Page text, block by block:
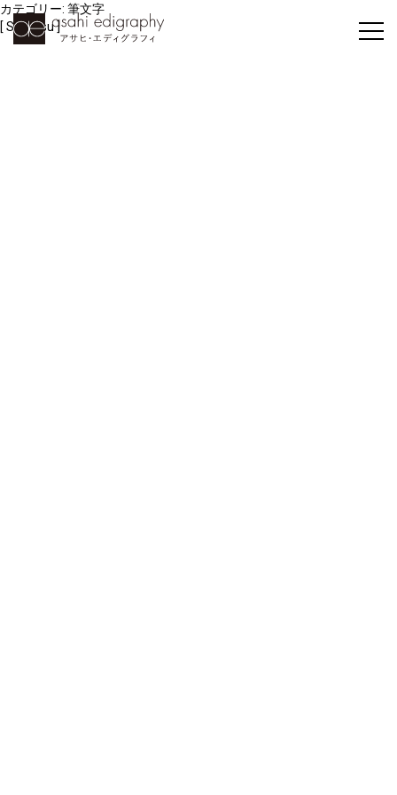
カテゴリー: 筆文字
[ Shiwasu ]